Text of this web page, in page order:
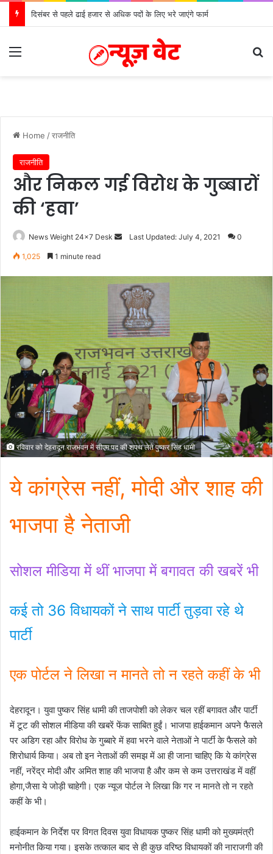
दिसंबर से पहले ढाई हजार से अधिक पदों के लिए भरे जाएंगे फार्म
Menu
Home /राजनीति
राजनीति
और निकल गई विरोध के गुब्बारों
की ‘हवा’
News Weight 24x7 Desk
SendLast Updated: July 4, 2021 0
1,025 1 minute read
रविवार को देहरादून राजभवन में सीएम पद की शपथ लेते पुष्कर सिंह धामी
ये कांग्रेस नहीं, मोदी और शाह की
भाजपा है नेताजी
सोशल मीडिया में थीं भाजपा में बगावत की खबरें भी
कई तो 36 विधायकों ने साथ पार्टी तुड़वा रहे थे
पार्टी
एक पोर्टल ने लिखा न मानते तो न रहते कहीं के भी
देहरादून। युवा पुष्कर सिंह धामी की ताजपोशी को लेकर चल रहीं बगावत और पार्टी
में टूट की सोशल मीडिया की खबरें फेंक साबित हुईं। भाजपा हाईकमान अपने फैसले
पर अडिग रहा और विरोध के गुब्बारे में हवा भरने वाले नेताओं ने पार्टी के फैसले को
शिरोधार्य किया। अब तो इन नेताओं की समझ में आ ही जाना चाहिए कि ये कांग्रेस
नहीं, नरेंद्र मोदी और अमित शाह की भाजपा है और कम से कम उत्तराखंड में वहीं
होगा,जैसा ये जोड़ी चाहेगी। एक न्यूज पोर्टल ने लिखा कि गर न मानते तो न रहते
कहीं के भी।
हाईकमान के निर्देश पर विगत दिवस युवा विधायक पुष्कर सिंह धामी को मुख्यमंत्री
मनोनीत किया गया। इसके तत्काल बाद से ही कुछ वरिष्ठ विधायकों की नाराजगी की